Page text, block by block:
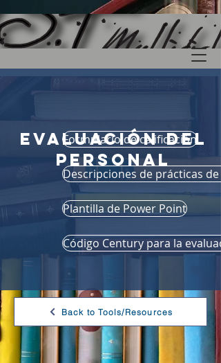
Evaluación del
personal
Formulario de calificación
Descripciones de prácticas
Plantilla de Power Point
Código Century para la
Back to Tools/Resources